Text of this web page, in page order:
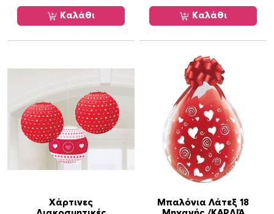
Καλάθι Καλάθι
Χάρτινες
Μπαλόνια Λάτεξ 18